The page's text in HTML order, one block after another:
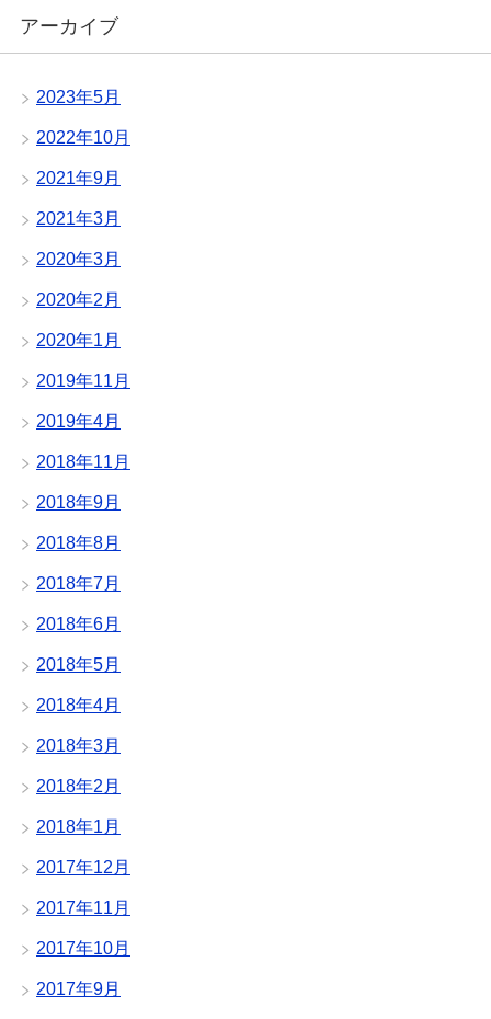
アーカイブ
2023年5月
2022年10月
2021年9月
2021年3月
2020年3月
2020年2月
2020年1月
2019年11月
2019年4月
2018年11月
2018年9月
2018年8月
2018年7月
2018年6月
2018年5月
2018年4月
2018年3月
2018年2月
2018年1月
2017年12月
2017年11月
2017年10月
2017年9月